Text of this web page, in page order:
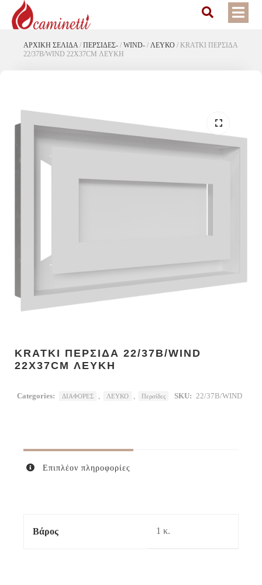
ΑΡΧΙΚΉ ΣΕΛΊΔΑ / ΠΕΡΣΙΔΕΣ- / WIND- / ΛΕΥΚΟ / KRATKI ΠΕΡΣΙΔΑ
22/37B/WIND 22X37CM ΛΕΥΚΗ
KRATKI ΠΕΡΣΙΔΑ 22/37B/WIND
22X37CM ΛΕΥΚΗ
Categories: ΔΙΑΦΟΡΕΣ , ΛΕΥΚΟ , Περσίδες SKU: 22/37B/WIND
Επιπλέον πληροφορίες
Βάρος 1 κ.